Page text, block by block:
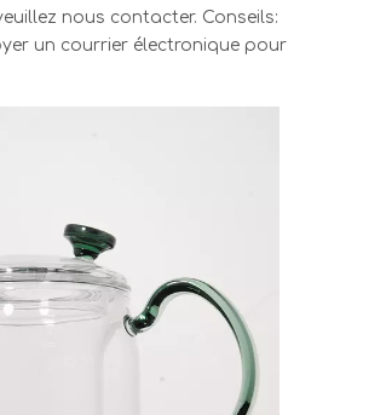
nous contacter. Conseils:
un courrier électronique pour